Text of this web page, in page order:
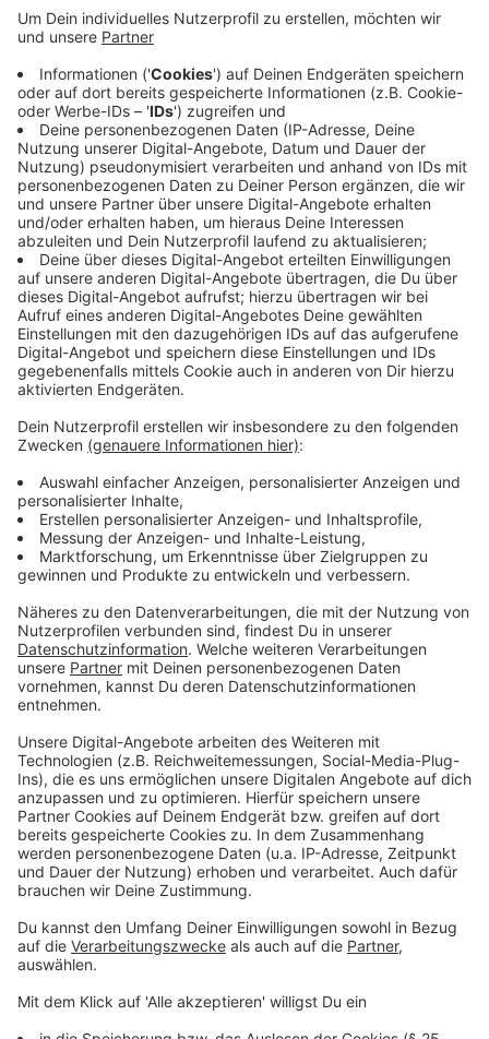
Trinkwasser "oberste Priorität".
Anzeige
©picture alliance/dpa/CTK | Uhlíø Patrik
Extremwetter werden Natur- und Klimaforschern
zufolge häufiger. Die Menschen in Deutschland sollen
besser geschützt aber vor allem vorbereitet sein.
Anzeige
Weitere Punkte der
Klimaanpassungsstrategie
Anzeige
Mehr Sicherheit für Landwirte:
Wassermanagementkonzepte sollen auch die
Betriebe von Landwirten zukunftssicher machen.
Die Strategie legt fest, dass die Erträge der
Bauern bis 2030 - und im nächsten Schritt bis
2050 - in Deutschland klimawandelbedingt nicht
stärker schwanken dürfen als bisher.
Deutlich mehr Klimavorsorgekonzepte in den
Kommunen:
bis 2030 in 80 Prozent der Gemeinden, die
gesetzlich dazu verpflichtet sind,
Klimaanpassungskonzepte vorlegen müssen. Eine
genaue Anzahl der Kommunen, die einer solchen
Pflicht unterliegen, gibt es nach Angaben des
Umweltministeriums derzeit nicht.
Messbarkeit der Ziele und Bedeutung für
künftige Bundesregierung:
Klimaanpassungsstrategien gibt es bereits seit
dem Jahr 2008. Das Klimaanpassungsgesetz sieht
vor, dass die neue Anpassungsstrategie alle vier
Jahre fortgeschrieben und das Erreichen der Ziele